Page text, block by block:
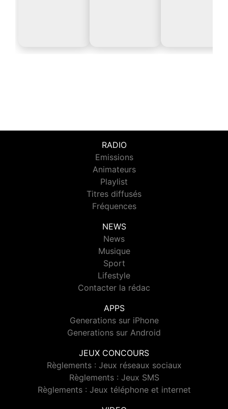
RADIO
Emissions
Animateurs
Playlist
Titres diffusés
Fréquences
NEWS
News
Musique
Sport
Lifestyle
Contacter la rédac
APPS
Generations sur iPhone
Generations sur Android
JEUX CONCOURS
Règlements : Jeux réseaux sociaux
Règlements : Jeux SMS
Règlements : Jeux téléphone et internet